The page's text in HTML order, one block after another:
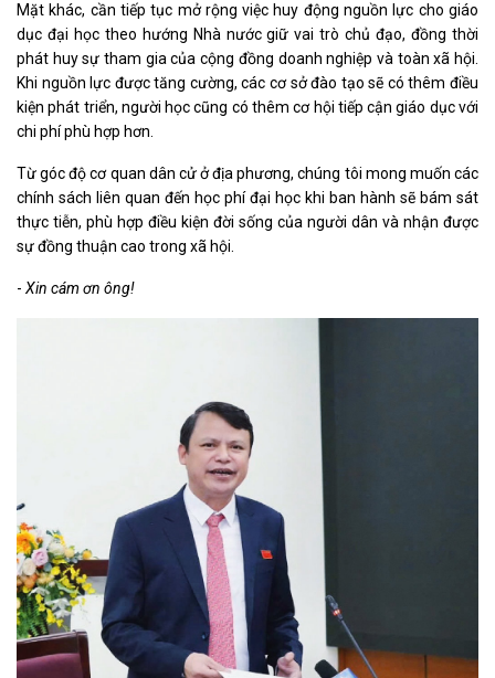
Mặt khác, cần tiếp tục mở rộng việc huy động nguồn lực cho giáo
dục đại học theo hướng Nhà nước giữ vai trò chủ đạo, đồng thời
phát huy sự tham gia của cộng đồng doanh nghiệp và toàn xã hội.
Khi nguồn lực được tăng cường, các cơ sở đào tạo sẽ có thêm điều
kiện phát triển, người học cũng có thêm cơ hội tiếp cận giáo dục với
chi phí phù hợp hơn.
Từ góc độ cơ quan dân cử ở địa phương, chúng tôi mong muốn các
chính sách liên quan đến học phí đại học khi ban hành sẽ bám sát
thực tiễn, phù hợp điều kiện đời sống của người dân và nhận được
sự đồng thuận cao trong xã hội.
- Xin cám ơn ông!